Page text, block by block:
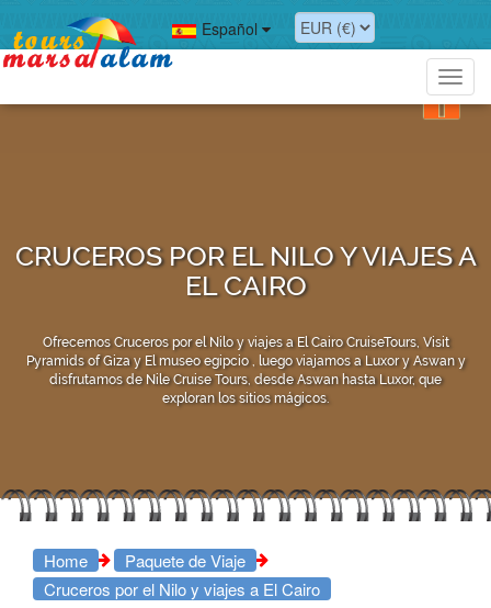
Español
CRUCEROS POR EL NILO Y VIAJES A
EL CAIRO
Ofrecemos Cruceros por el Nilo y viajes a El Cairo CruiseTours, Visit
Pyramids of Giza y El museo egipcio , luego viajamos a Luxor y Aswan y
disfrutamos de Nile Cruise Tours, desde Aswan hasta Luxor, que
exploran los sitios mágicos.
Home
Paquete de Viaje
Cruceros por el Nilo y viajes a El Cairo